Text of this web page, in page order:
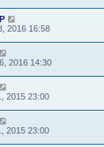
2016 16:58
2016 14:30
2015 23:00
2015 23:00